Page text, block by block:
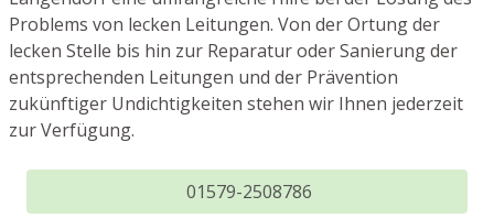
Problems von lecken Leitungen. Von der Ortung der
lecken Stelle bis hin zur Reparatur oder Sanierung der
entsprechenden Leitungen und der Prävention
zukünftiger Undichtigkeiten stehen wir Ihnen jederzeit
zur Verfügung.
01579-2508786